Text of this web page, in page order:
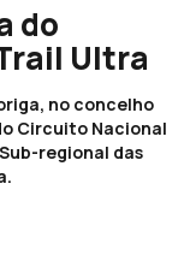
do
Ultra
no concelho
Circuito Nacional
regional das